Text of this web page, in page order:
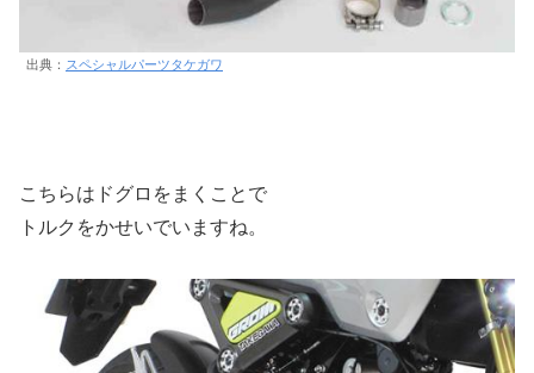
出典： スペシャルパーツタケガワ
こちらはドグロをまくことで
トルクをかせいでいますね。